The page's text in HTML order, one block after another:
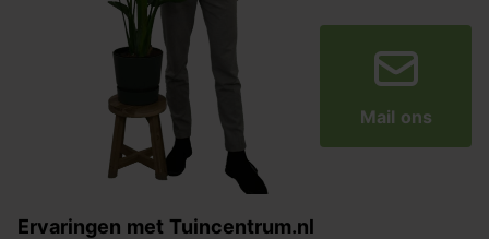
Mail ons
Ervaringen met Tuincentrum.nl